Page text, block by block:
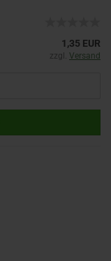
1,35 EUR
zzgl. Versand